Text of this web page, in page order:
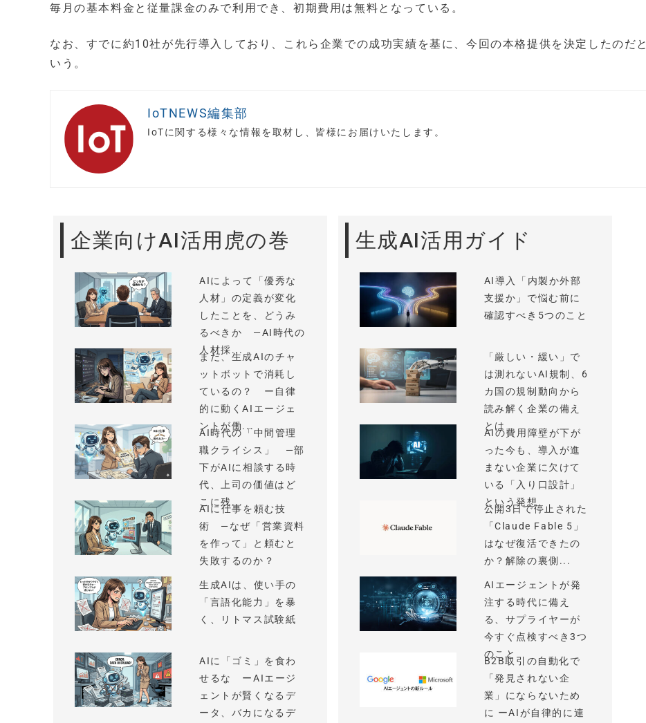
毎月の基本料金と従量課金のみで利用でき、初期費用は無料となっている。
なお、すでに約10社が先行導入しており、これら企業での成功実績を基に、今回の本格提供を決定したのだと
いう。
IoTNEWS編集部
IoTに関する様々な情報を取材し、皆様にお届けいたします。
企業向けAI活用虎の巻
AIによって「優秀な
人材」の定義が変化
したことを、どうみ
るべきか —AI時代の
人材採...
まだ、生成AIのチャ
ットボットで消耗し
ているの？ ー自律
的に動くAIエージェ
ントが働...
AI時代の「中間管理
職クライシス」 —部
下がAIに相談する時
代、上司の価値はど
こに残...
AIに仕事を頼む技
術 —なぜ「営業資料
を作って」と頼むと
失敗するのか？
生成AIは、使い手の
「言語化能力」を暴
く、リトマス試験紙
AIに「ゴミ」を食わ
せるな ーAIエージ
ェントが賢くなるデ
ータ、バカになるデ
生成AI活用ガイド
AI導入「内製か外部
支援か」で悩む前に
確認すべき5つのこと
「厳しい・緩い」で
は測れないAI規制、6
カ国の規制動向から
読み解く企業の備え
とは
AIの費用障壁が下が
った今も、導入が進
まない企業に欠けて
いる「入り口設計」
という発想
公開3日で停止された
「Claude Fable 5」
はなぜ復活できたの
か？解除の裏側...
AIエージェントが発
注する時代に備え
る、サプライヤーが
今すぐ点検すべき3つ
のこと
B2B取引の自動化で
「発見されない企
業」にならないため
に ーAIが自律的に連